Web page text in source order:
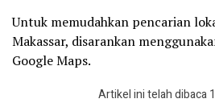
Untuk memudahkan pencarian
Makassar, disarankan
Google Maps.
Artikel ini telah dibaca